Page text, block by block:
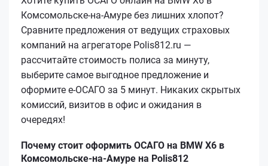
Комсомольске-на-Амуре без лишних хлопот?
Сравните предложения от ведущих страховых
компаний на агрегаторе Polis812.ru —
рассчитайте стоимость полиса за минуту,
выберите самое выгодное предложение и
оформите е‑ОСАГО за 5 минут. Никаких скрытых
комиссий, визитов в офис и ожидания в
очередях!
Почему стоит оформить ОСАГО на BMW X6 в
Комсомольске-на-Амуре на Polis812